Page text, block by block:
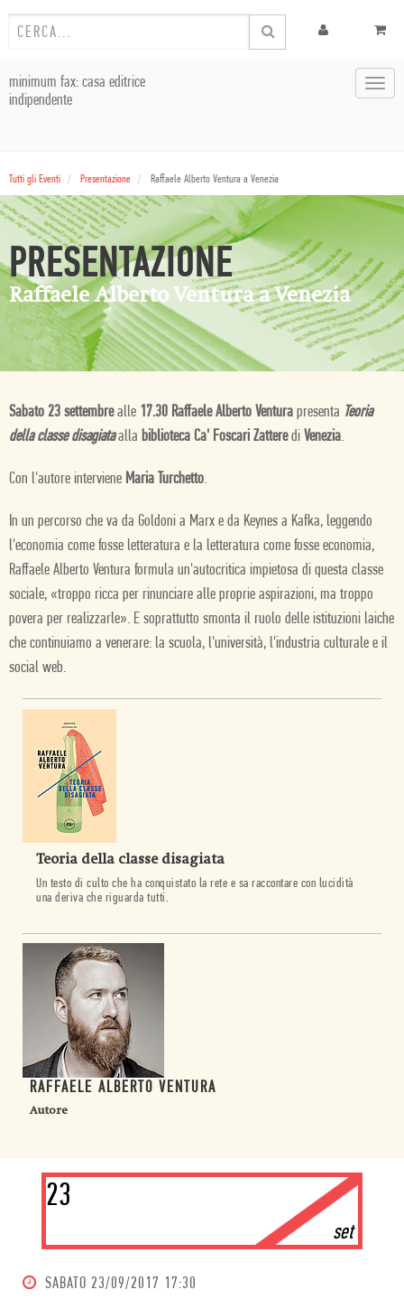
minimum fax: casa editrice
indipendente
Tutti gli Eventi Presentazione Raffaele Alberto Ventura a Venezia
PRESENTAZIONE
Raffaele Alberto Ventura a Venezia
Sabato 23 settembrealle 17.30 Raffaele Alberto Ventura presenta Teoria
della classe disagiataalla biblioteca Ca' Foscari Zatteredi Venezia.
Con l'autore interviene Maria Turchetto.
In un percorso che va da Goldoni a Marx e da Keynes a Kafka, leggendo
l'economia come fosse letteratura e la letteratura come fosse economia,
Raffaele Alberto Ventura formula un'autocritica impietosa di questa classe
sociale, «troppo ricca per rinunciare alle proprie aspirazioni, ma troppo
povera per realizzarle». E soprattutto smonta il ruolo delle istituzioni laiche
che continuiamo a venerare: la scuola, l'università, l'industria culturale e il
social web.
Teoria della classe disagiata
Un testo di culto che ha conquistato la rete e sa raccontare con lucidità
una deriva che riguarda tutti.
RAFFAELE ALBERTO VENTURA
Autore
23
set
SABATO 23/09/2017 17:30